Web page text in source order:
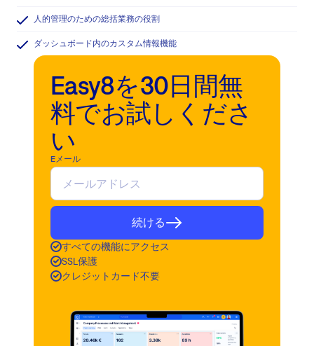
人的管理のための総括業務の役割
ダッシュボード内のカスタム情報機能
Easy8を30日間無
料でお試しくださ
い
Eメール
続ける
すべての機能にアクセス
SSL保護
クレジットカード不要